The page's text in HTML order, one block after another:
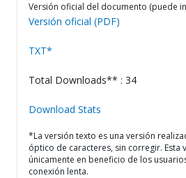
Versión oficial del documento (puede
Versión oficial (PDF)
TXT*
Total Downloads** : 34
Download Stats
*La versión texto es una versión
óptico de caracteres, sin corregir. Esta
únicamente en beneficio de los
conexión lenta.